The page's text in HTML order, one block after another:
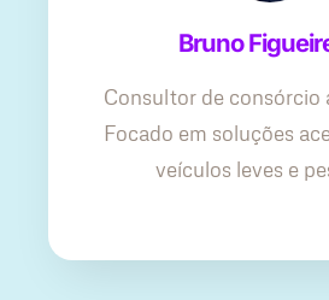
Bruno
Consultor de consórcio
Focado em soluções
veículos leves e